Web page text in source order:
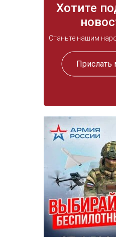
Хотите
Станьте нашим
Прислать